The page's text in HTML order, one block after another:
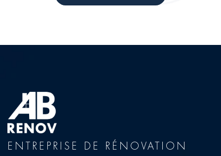
ENTREPRISE DE RÉNOVATION